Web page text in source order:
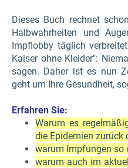
Dieses Buch rechnet
Halbwahrheiten und
Impflobby täglich
Kaiser ohne Kleider":
sagen. Daher ist es nun
geht um Ihre Gesundheit,
Erfahren Sie:
Warum es
die Epidemien zurück
warum Impfungen so
warum auch im